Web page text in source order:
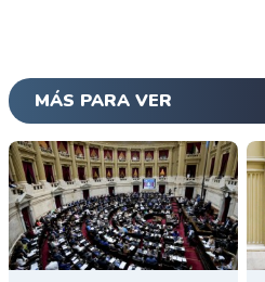
MÁS PARA VER